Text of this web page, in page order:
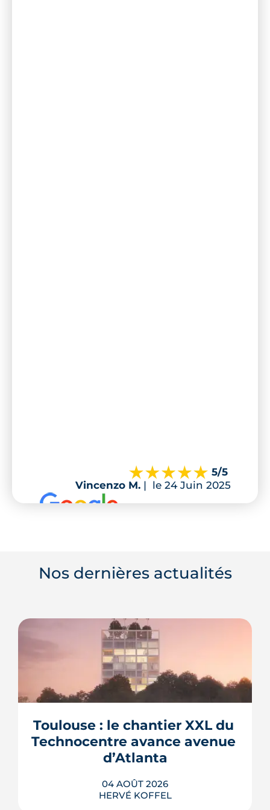
5/5
Vincenzo M. | le 24 Juin 2025
Nos dernières actualités
Toulouse : le chantier XXL du
Technocentre avance avenue
d’Atlanta
04 AOÛT 2026
HERVÉ KOFFEL